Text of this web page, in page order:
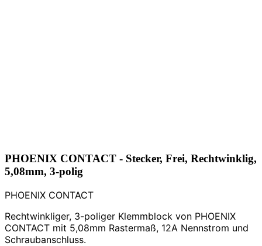
PHOENIX CONTACT - Stecker, Frei, Rechtwinklig,
5,08mm, 3-polig
PHOENIX CONTACT
Rechtwinkliger, 3-poliger Klemmblock von PHOENIX
CONTACT mit 5,08mm Rastermaß, 12A Nennstrom und
Schraubanschluss.